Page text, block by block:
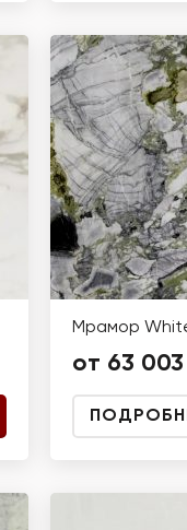
Мрамор
от 63